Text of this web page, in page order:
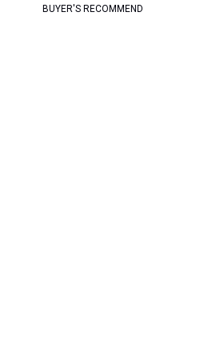
BUYER'S RECOMMEND